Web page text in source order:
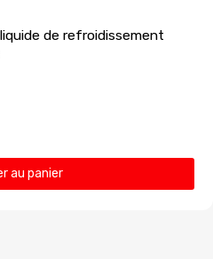
de refroidissement
au panier